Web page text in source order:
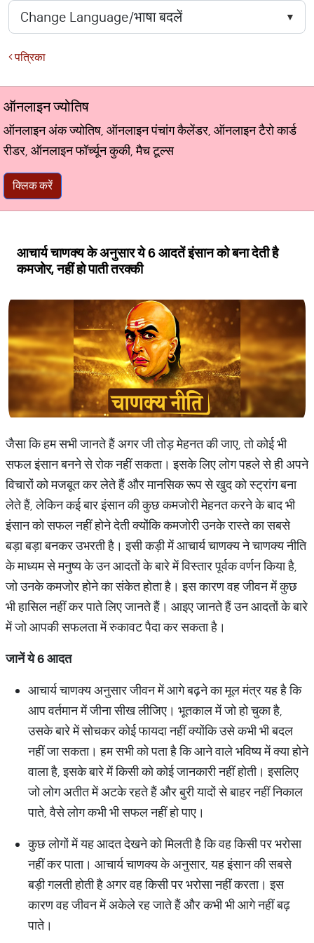
पत्रिका
ऑनलाइन ज्योतिष
ऑनलाइन अंक ज्योतिष, ऑनलाइन पंचांग कैलेंडर, ऑनलाइन टैरो कार्ड
रीडर, ऑनलाइन फॉर्च्यून कुकी, मैच टूल्स
क्लिक करें
आचार्य चाणक्य के अनुसार ये 6 आदतें इंसान को बना देती है
कमजोर, नहीं हो पाती तरक्की
जैसा कि हम सभी जानते हैं अगर जी तोड़ मेहनत की जाए, तो कोई भी
सफल इंसान बनने से रोक नहीं सकता। इसके लिए लोग पहले से ही अपने
विचारों को मजबूत कर लेते हैं और मानसिक रूप से खुद को स्ट्रांग बना
लेते हैं, लेकिन कई बार इंसान की कुछ कमजोरी मेहनत करने के बाद भी
इंसान को सफल नहीं होने देती क्योंकि कमजोरी उनके रास्ते का सबसे
बड़ा बड़ा बनकर उभरती है। इसी कड़ी में आचार्य चाणक्य ने चाणक्य नीति
के माध्यम से मनुष्य के उन आदतों के बारे में विस्तार पूर्वक वर्णन किया है,
जो उनके कमजोर होने का संकेत होता है। इस कारण वह जीवन में कुछ
भी हासिल नहीं कर पाते लिए जानते हैं। आइए जानते हैं उन आदतों के बारे
में जो आपकी सफलता में रुकावट पैदा कर सकता है।
जानेंये6आदत
आचार्य चाणक्य अनुसार जीवन में आगे बढ़ने का मूल मंत्र यह है कि
आप वर्तमान में जीना सीख लीजिए। भूतकाल में जो हो चुका है,
उसके बारे में सोचकर कोई फायदा नहीं क्योंकि उसे कभी भी बदल
नहीं जा सकता। हम सभी को पता है कि आने वाले भविष्य में क्या होने
वाला है, इसके बारे में किसी को कोई जानकारी नहीं होती। इसलिए
जो लोग अतीत में अटके रहते हैं और बुरी यादों से बाहर नहीं निकाल
पाते, वैसे लोग कभी भी सफल नहीं हो पाए।
कुछ लोगों में यह आदत देखने को मिलती है कि वह किसी पर भरोसा
नहीं कर पाता। आचार्य चाणक्य के अनुसार, यह इंसान की सबसे
बड़ी गलती होती है अगर वह किसी पर भरोसा नहीं करता। इस
कारण वह जीवन में अकेले रह जाते हैं और कभी भी आगे नहीं बढ़
पाते।